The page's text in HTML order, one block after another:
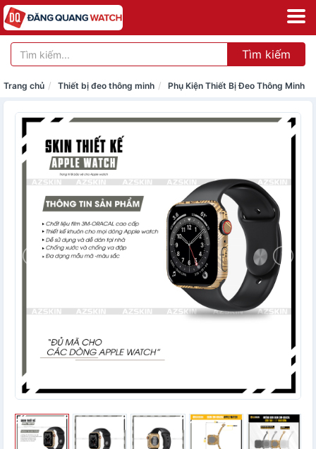
Tìm kiếm
Trang chủ Thiết bị đeo thông minh Phụ Kiện Thiết Bị Đeo Thông Minh